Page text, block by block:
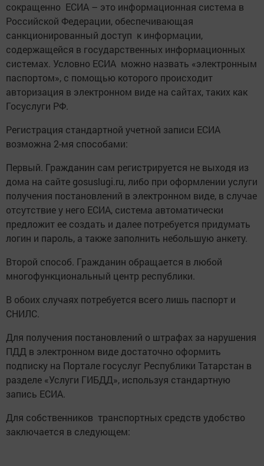
сокращенно ЕСИА – это информационная система в
Российской Федерации, обеспечивающая
санкционированный доступ к информации,
содержащейся в государственных информационных
системах. Условно ЕСИА можно назвать «электронным
паспортом», с помощью которого происходит
авторизация в электронном виде на сайтах, таких как
Госуслуги РФ.
Регистрация стандартной учетной записи ЕСИА
возможна 2-мя способами:
Первый. Гражданин сам регистрируется не выходя из
дома на сайте gosuslugi.ru, либо при оформлении услуги
получения постановлений в электронном виде, в случае
отсутствие у него ЕСИА, система автоматически
предложит ее создать и далее потребуется придумать
логин и пароль, а также заполнить небольшую анкету.
Второй способ. Гражданин обращается в любой
многофункциональный центр республики.
В обоих случаях потребуется всего лишь паспорт и
СНИЛС.
Для получения постановлений о штрафах за нарушения
ПДД в электронном виде достаточно оформить
подписку на Портале госуслуг Республики Татарстан в
разделе «Услуги ГИБДД», используя стандартную
запись ЕСИА.
Для собственников транспортных средств удобство
заключается в следующем: